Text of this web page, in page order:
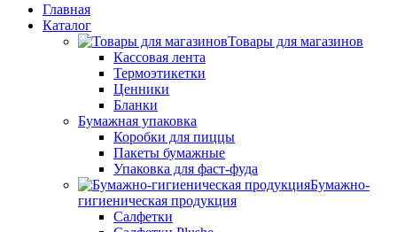
Главная
Каталог
Товары для магазинов
Кассовая лента
Термоэтикетки
Ценники
Бланки
Бумажная упаковка
Коробки для пиццы
Пакеты бумажные
Упаковка для фаст-фуда
Бумажно-
гигиеническая продукция
Салфетки